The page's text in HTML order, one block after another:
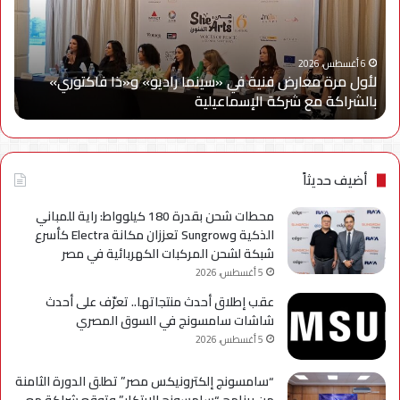
في
«سينما
راديو»
و«ذا
فاكتوري»
بالشراكة
مع
شركة
الإسماعيلية
6 أغسطس، 2026
لأول مرة معارض فنية في «سينما راديو» و«ذا فاكتوري»
بالشراكة مع شركة الإسماعيلية
مع
Cy
في
A
أضيف حديثاً
محطات شحن بقدرة 180 كيلوواط: راية للمباني
الذكية وSungrow تعززان مكانة Electra كأسرع
شبكة لشحن المركبات الكهربائية في مصر
5 أغسطس، 2026
عقب إطلاق أحدث منتجاتها.. تعرّف على أحدث
شاشات سامسونج في السوق المصري
5 أغسطس، 2026
“سامسونج إلكترونيكس مصر” تطلق الدورة الثامنة